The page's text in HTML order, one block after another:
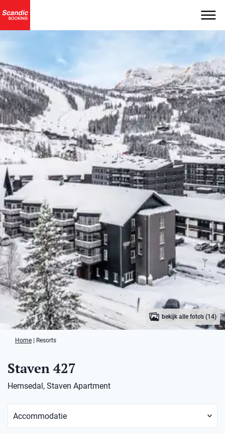
bekijk alle foto's (14)
Home Resorts
Staven 427
Hemsedal, Staven Apartment